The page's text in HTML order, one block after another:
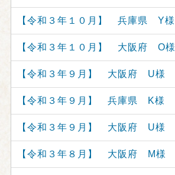
【令和３年１０月】 兵庫県 Y様
【令和３年１０月】 大阪府 O様
【令和３年９月】 大阪府 U様
【令和３年９月】 兵庫県 K様
【令和３年９月】 大阪府 U様
【令和３年８月】 大阪府 M様